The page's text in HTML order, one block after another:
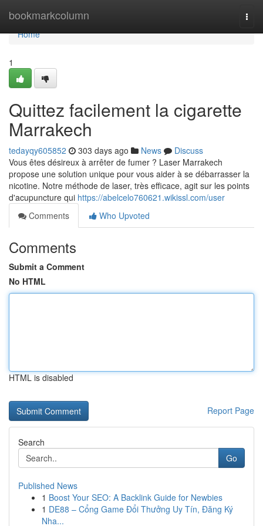
bookmarkcolumn
Home
Home
1
Quittez facilement la cigarette
Marrakech
tedayqy605852 303 days ago News
Discuss
Vous êtes désireux à arrêter de fumer ? Laser Marrakech
propose une solution unique pour vous aider à se débarrasser la
nicotine. Notre méthode de laser, très efficace, agit sur les points
d'acupuncture qui https://abelcelo760621.wikissl.com/user
Comments
Who Upvoted
Comments
Submit a Comment
No HTML
HTML is disabled
Report Page
Search
Go
Published News
1 Boost Your SEO: A Backlink Guide for Newbies
1 DE88 – Cổng Game Đổi Thưởng Uy Tín, Đăng Ký
Nha...